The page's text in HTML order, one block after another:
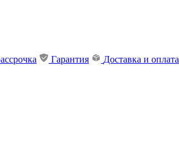
Гарантия Доставка и оплата